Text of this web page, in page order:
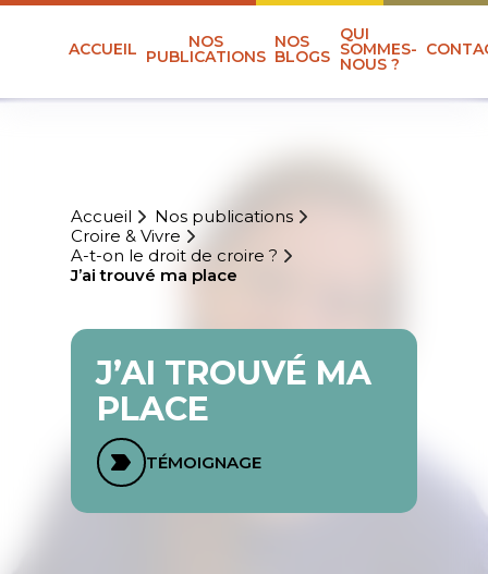
ACCUEIL NOS
PUBLICATIONS
NOS
BLOGS
QUI
SOMMES-
NOUS ?
Accueil
Nos publications
Croire & Vivre
A-t-on le droit de croire ?
J’ai trouvé ma place
J’AI TROUVÉ MA
PLACE
TÉMOIGNAGE